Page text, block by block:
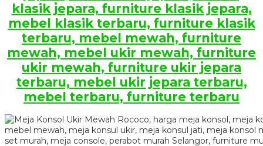
klasik jepara, furniture klasik jepara,
mebel klasik terbaru, furniture klasik
terbaru, mebel mewah, furniture
mewah, mebel ukir mewah, furniture
ukir mewah, furniture ukir jepara
terbaru, mebel ukir jepara terbaru,
mebel terbaru, furniture terbaru